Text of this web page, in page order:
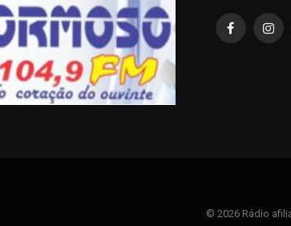
Facebook
© 2026 Rádio